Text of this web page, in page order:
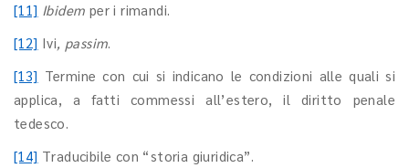
[11] Ibidem per i rimandi.
[12] Ivi, passim.
[13] Termine con cui si indicano le condizioni alle quali si
applica, a fatti commessi all’estero, il diritto penale
tedesco.
[14] Traducibile con “storia giuridica”.